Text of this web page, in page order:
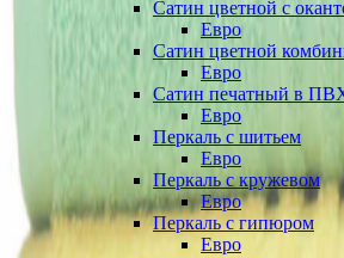
Сатин цветной с
Евро
Сатин цветной
Евро
Сатин печатный в
Евро
Перкаль с шитьем
Евро
Перкаль с кружевом
Евро
Перкаль с гипюром
Евро